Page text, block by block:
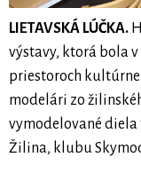
LIETAVSKÁ LÚČKA.
výstavy, ktorá bola
priestoroch
modelári zo
vymodelované
Žilina, klubu